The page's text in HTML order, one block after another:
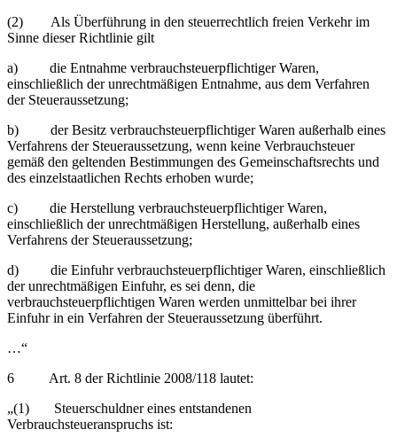
(2) Als Überführung in den steuerrechtlich freien Verkehr im
Sinne dieser Richtlinie gilt
a) die Entnahme verbrauchsteuerpflichtiger Waren,
einschließlich der unrechtmäßigen Entnahme, aus dem Verfahren
der Steueraussetzung;
b) der Besitz verbrauchsteuerpflichtiger Waren außerhalb eines
Verfahrens der Steueraussetzung, wenn keine Verbrauchsteuer
gemäß den geltenden Bestimmungen des Gemeinschaftsrechts und
des einzelstaatlichen Rechts erhoben wurde;
c) die Herstellung verbrauchsteuerpflichtiger Waren,
einschließlich der unrechtmäßigen Herstellung, außerhalb eines
Verfahrens der Steueraussetzung;
d) die Einfuhr verbrauchsteuerpflichtiger Waren, einschließlich
der unrechtmäßigen Einfuhr, es sei denn, die
verbrauchsteuerpflichtigen Waren werden unmittelbar bei ihrer
Einfuhr in ein Verfahren der Steueraussetzung überführt.
…“
6 Art. 8 der Richtlinie 2008/118 lautet:
„(1) Steuerschuldner eines entstandenen
Verbrauchsteueranspruchs ist: